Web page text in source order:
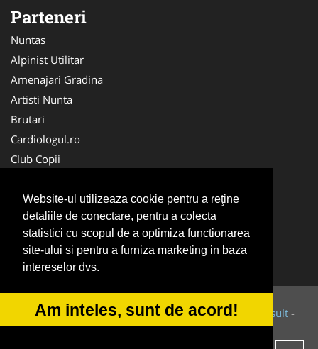
Website-ul utilizeaza cookie pentru a reţine
detaliile de conectare, pentru a colecta
statistici cu scopul de a optimiza functionarea
site-ului si pentru a furniza marketing in baza
intereselor dvs.
Am inteles, sunt de acord!
Parteneri
Nuntas
Alpinist Utilitar
Amenajari Gradina
Artisti Nunta
Brutari
Cardiologul.ro
Club Copii
Ambalaje Romania
Cabinet-Individual.ro
CentruInchirieri.ro
Cursuri Romania
© 2014-2026 Powered byVilonMedia&Tokaido Consult -
ANPC SOL